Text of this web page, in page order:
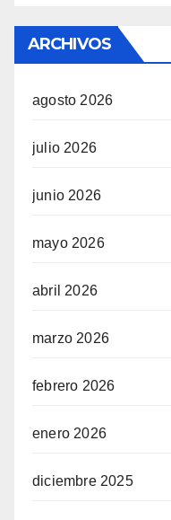
ARCHIVOS
agosto 2026
julio 2026
junio 2026
mayo 2026
abril 2026
marzo 2026
febrero 2026
enero 2026
diciembre 2025